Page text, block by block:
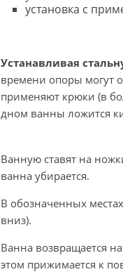
установка с
Устанавливая
времени опоры могут
применяют крюки (в
дном ванны ложится
Ванную ставят на
ванна убирается.
В обозначенных
вниз).
Ванна возвращается
этом прижимается к